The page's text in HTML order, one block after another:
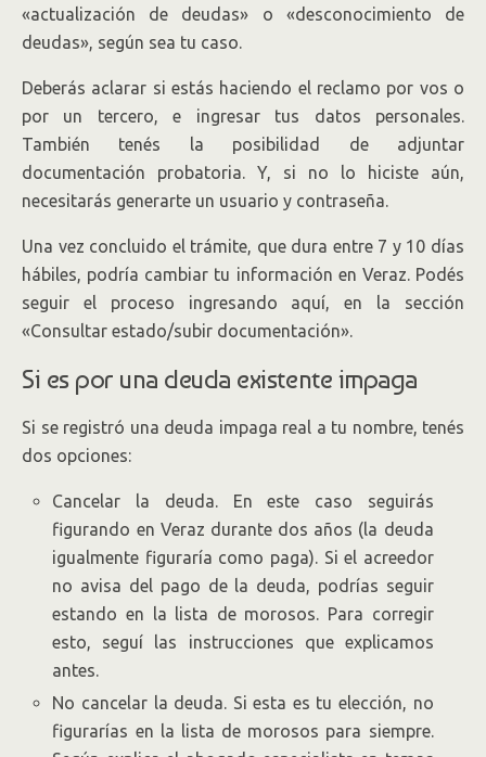
«actualización de deudas» o «desconocimiento de
deudas», según sea tu caso.
Deberás aclarar si estás haciendo el reclamo por vos o
por un tercero, e ingresar tus datos personales.
También tenés la posibilidad de adjuntar
documentación probatoria. Y, si no lo hiciste aún,
necesitarás generarte un usuario y contraseña.
Una vez concluido el trámite, que dura entre 7 y 10 días
hábiles, podría cambiar tu información en Veraz. Podés
seguir el proceso ingresando aquí, en la sección
«Consultar estado/subir documentación».
Si es por una deuda existente impaga
Si se registró una deuda impaga real a tu nombre, tenés
dos opciones:
Cancelar la deuda. En este caso seguirás
figurando en Veraz durante dos años (la deuda
igualmente figuraría como paga). Si el acreedor
no avisa del pago de la deuda, podrías seguir
estando en la lista de morosos. Para corregir
esto, seguí las instrucciones que explicamos
antes.
No cancelar la deuda. Si esta es tu elección, no
figurarías en la lista de morosos para siempre.